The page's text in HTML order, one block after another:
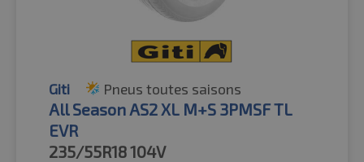
Giti Pneus toutes saisons
All Season AS2 XL M+S 3PMSF TL
EVR
235/55R18104V